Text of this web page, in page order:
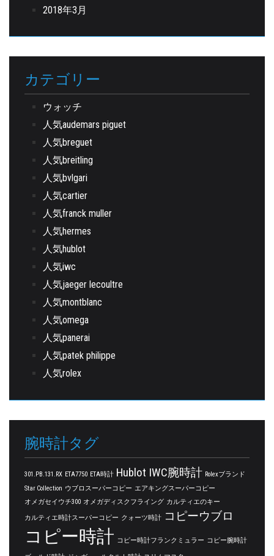
2018年3月
カテゴリー
ウォッチ
人気audemars piguet
人気breguet
人気breitling
人気bvlgari
人気cartier
人気franck muller
人気hermes
人気hublot
人気iwc
人気jaeger lecoultre
人気montblanc
人気omega
人気panerai
人気patek philippe
人気rolex
腕時計タグ
301.PB.131.RX ETA7750 ETA時計 Hublot IWC腕時計 Rolexブランド
Star Collection ウブロスーパーコピー エアキングスーパーコピー
オメガセイウチ300 オメガディスクフライング カルティエのキー
カルティエ時計スーパーコピー クォーツ時計 コピーウブロ
コピー時計 コピー時計フランクミュラー コピー腕時計